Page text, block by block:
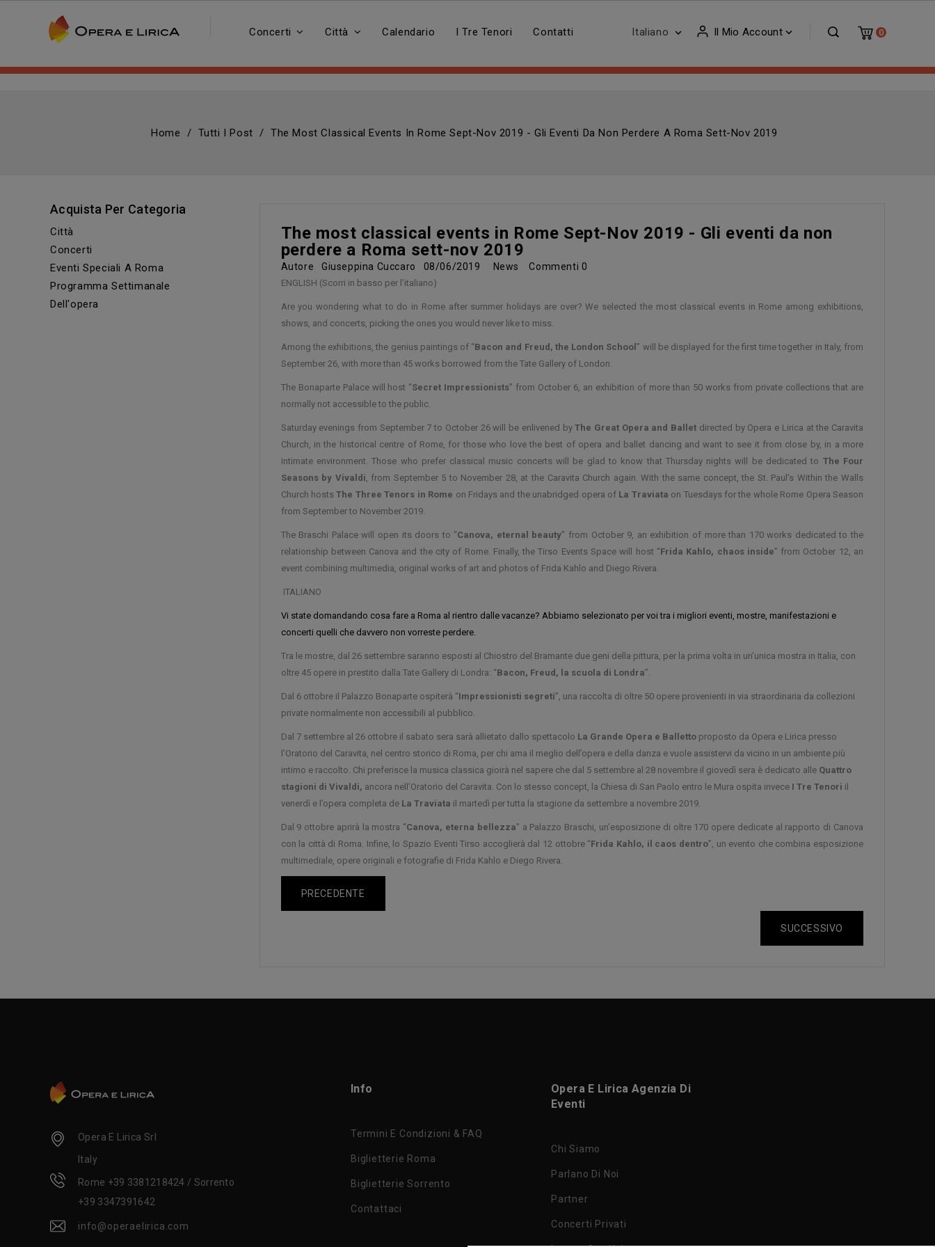
0
Il Mio Account 
Italiano 
Concerti Città Calendario I Tre Tenori Contatti
Home Tutti I Post The Most Classical Events In Rome Sept-Nov 2019 - Gli Eventi Da Non Perdere A Roma Sett-Nov 2019
Acquista Per Categoria
Città
Concerti
Eventi Speciali A Roma
Programma Settimanale
Dell'opera
The most classical events in Rome Sept-Nov 2019 - Gli eventi da non
perdere a Roma sett-nov 2019
Autore Giuseppina Cuccaro 08/06/2019 News Commenti 0
ENGLISH (Scorri in basso per l’italiano)
Are you wondering what to do in Rome after summer holidays are over? We selected the most classical events in Rome among exhibitions,
shows, and concerts, picking the ones you would never like to miss.
Among the exhibitions, the genius paintings of “Bacon and Freud, the London School” will be displayed for the first time together in Italy, from
September 26, with more than 45 works borrowed from the Tate Gallery of London.
The Bonaparte Palace will host “Secret Impressionists” from October 6, an exhibition of more than 50 works from private collections that are
normally not accessible to the public.
Saturday evenings from September 7 to October 26 will be enlivened by The Great Opera and Ballet directed by Opera e Lirica at the Caravita
Church, in the historical centre of Rome, for those who love the best of opera and ballet dancing and want to see it from close by, in a more
intimate environment. Those who prefer classical music concerts will be glad to know that Thursday nights will be dedicated to The Four
Seasons by Vivaldi, from September 5 to November 28, at the Caravita Church again. With the same concept, the St. Paul’s Within the Walls
Church hosts The Three Tenors in Rome on Fridays and the unabridged opera of La Traviata on Tuesdays for the whole Rome Opera Season
from September to November 2019.
The Braschi Palace will open its doors to “Canova, eternal beauty” from October 9, an exhibition of more than 170 works dedicated to the
relationship between Canova and the city of Rome. Finally, the Tirso Events Space will host “Frida Kahlo, chaos inside” from October 12, an
event combining multimedia, original works of art and photos of Frida Kahlo and Diego Rivera.
ITALIANO
Vi state domandando cosa fare a Roma al rientro dalle vacanze? Abbiamo selezionato per voi tra i migliori eventi, mostre, manifestazioni e
concerti quelli che davvero non vorreste perdere.
Tra le mostre, dal 26 settembre saranno esposti al Chiostro del Bramante due geni della pittura, per la prima volta in un’unica mostra in Italia, con
oltre 45 opere in prestito dalla Tate Gallery di Londra: “Bacon, Freud, la scuola di Londra”.
Dal 6 ottobre il Palazzo Bonaparte ospiterà “Impressionisti segreti”, una raccolta di oltre 50 opere provenienti in via straordinaria da collezioni
private normalmente non accessibili al pubblico.
Dal 7 settembre al 26 ottobre il sabato sera sarà allietato dallo spettacolo La Grande Opera e Balletto proposto da Opera e Lirica presso
l’Oratorio del Caravita, nel centro storico di Roma, per chi ama il meglio dell’opera e della danza e vuole assistervi da vicino in un ambiente più
intimo e raccolto. Chi preferisce la musica classica gioirà nel sapere che dal 5 settembre al 28 novembre il giovedì sera è dedicato alle Quattro
stagioni di Vivaldi, ancora nell’Oratorio del Caravita. Con lo stesso concept, la Chiesa di San Paolo entro le Mura ospita invece I Tre Tenori il
venerdì e l’opera completa de La Traviata il martedì per tutta la stagione da settembre a novembre 2019.
Dal 9 ottobre aprirà la mostra “Canova, eterna bellezza” a Palazzo Braschi, un’esposizione di oltre 170 opere dedicate al rapporto di Canova
con la città di Roma. Infine, lo Spazio Eventi Tirso accoglierà dal 12 ottobre “Frida Kahlo, il caos dentro”, un evento che combina esposizione
multimediale, opere originali e fotografie di Frida Kahlo e Diego Rivera.
PRECEDENTE
SUCCESSIVO
Opera E Lirica Srl
Italy
Rome +39 3381218424 / Sorrento
+39 3347391642
info@operaelirica.com
Info
Termini E Condizioni & FAQ
Biglietterie Roma
Biglietterie Sorrento
Contattaci
Opera E Lirica Agenzia Di
Eventi
Chi Siamo
Parlano Di Noi
Partner
Concerti Privati